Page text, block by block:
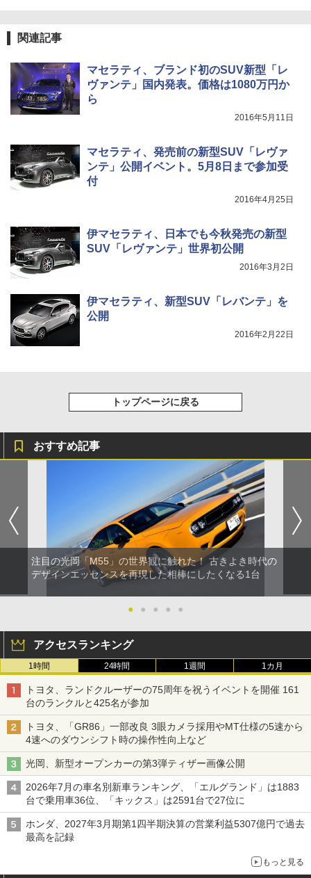
関連記事
マセラティ、ブランド初のSUV新型「レ
ヴァンテ」国内発表。価格は1080万円か
ら
2016年5月11日
マセラティ、発売前の新型SUV「レヴァ
ンテ」公開イベント。5月8日まで参加受
付
2016年4月25日
伊マセラティ、日本でも今秋発売の新型
SUV「レヴァンテ」世界初公開
2016年3月2日
伊マセラティ、新型SUV「レバンテ」を
公開
2016年2月22日
トップページに戻る
おすすめ記事
注目の光岡「M55」の世界観に触れた！ 古きよき時代の
デザインエッセンスを再現した相棒にしたくなる1台
● ● ● ● ●
アクセスランキング
1時間 24時間 1週間 1カ月
トヨタ、ランドクルーザーの75周年を祝うイベントを開催 161
台のランクルと425名が参加
トヨタ、「GR86」一部改良 3眼カメラ採用やMT仕様の5速から
4速へのダウンシフト時の操作性向上など
光岡、新型オープンカーの第3弾ティザー画像公開
2026年7月の車名別新車ランキング、「エルグランド」は1883
台で乗用車36位、「キックス」は2591台で27位に
ホンダ、2027年3月期第1四半期決算の営業利益5307億円で過去
最高を記録
もっと見る